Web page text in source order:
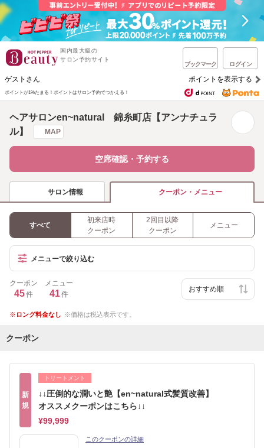
国内最大級の
サロン予約サイト
ブックマーク ログイン
ゲストさん ポイントを表示する
ポイントが1%たまる！ ポイントはサロン予約でつかえる！
ヘアサロンen~natural 錦糸町店【アンナチュラ
ル】
MAP
空席確認・予約する
サロン情報 クーポン・メニュー
すべて
初来店時
クーポン
2回目以降
クーポン
メニュー
メニューで絞り込む
クーポン
45件
メニュー
41件
ロング料金なし 価格は税込表示です。
クーポン
新
規
トリートメント
↓↓圧倒的な潤いと艶【en~natural式髪質改善】
オススメクーポンはこちら↓↓
¥99,999
このクーポンの詳細